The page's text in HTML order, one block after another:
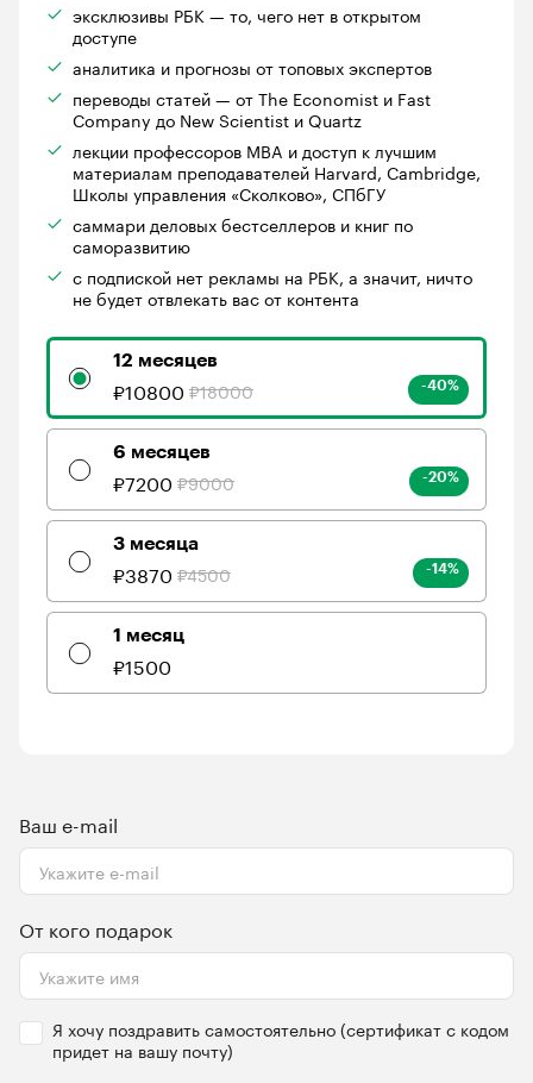
эксклюзивы РБК — то, чего нет в открытом
доступе
аналитика и прогнозы от топовых экспертов
переводы статей — от The Economist и Fast
Company до New Scientist и Quartz
лекции профессоров MBA и доступ к лучшим
материалам преподавателей Harvard, Cambridge,
Школы управления «Сколково», СПбГУ
саммари деловых бестселлеров и книг по
саморазвитию
с подпиской нет рекламы на РБК, а значит, ничто
не будет отвлекать вас от контента
12 месяцев
₽10800 ₽18000 -40%
6 месяцев
₽7200 ₽9000 -20%
3 месяца
₽3870 ₽4500 -14%
1 месяц
₽1500
Ваш e-mail
От кого подарок
Я хочу поздравить самостоятельно (сертификат с кодом
придет на вашу почту)